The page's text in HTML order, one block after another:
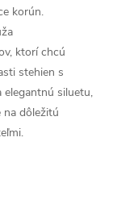
korún.
ktorí chcú
stehien s
siluetu,
dôležitú